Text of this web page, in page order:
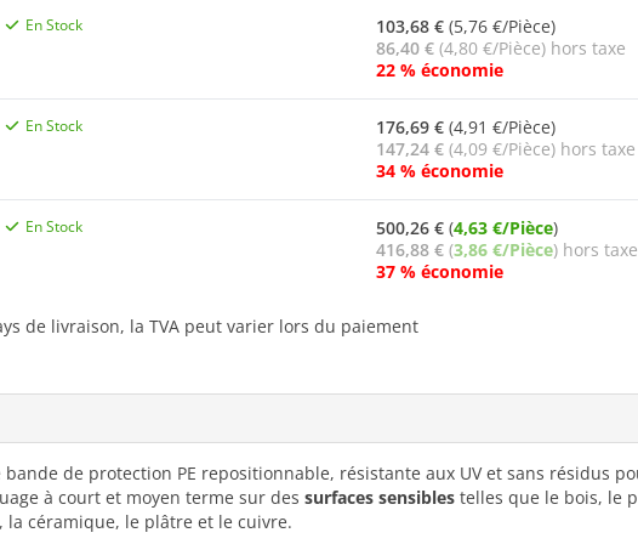
En Stock 103,68 € (5,76 €/Pièce)
86,40 € (4,80 €/Pièce) hors taxe
22 % économie
En Stock 176,69 € (4,91 €/Pièce)
147,24 € (4,09 €/Pièce) hors taxe
34 % économie
En Stock 500,26 € (4,63 €/Pièce)
416,88 € (3,86 €/Pièce) hors taxe
37 % économie
de livraison, la TVA peut varier lors du paiement
bande de protection PE repositionnable, résistante aux UV et sans résidus
à court et moyen terme sur des surfaces sensibles telles que le bois, le
céramique, le plâtre et le cuivre.